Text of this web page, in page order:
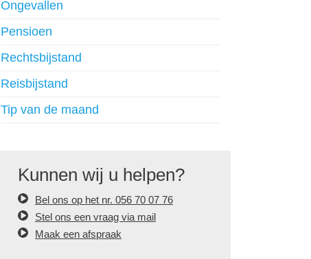
Ongevallen
Pensioen
Rechtsbijstand
Reisbijstand
Tip van de maand
Kunnen wij u helpen?
Bel ons op het nr. 056 70 07 76
Stel ons een vraag via mail
Maak een afspraak